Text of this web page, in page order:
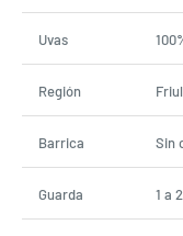
Uvas
Región
Barrica Sin
Guarda 1 a